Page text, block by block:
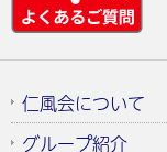
仁風会について
グループ紹介